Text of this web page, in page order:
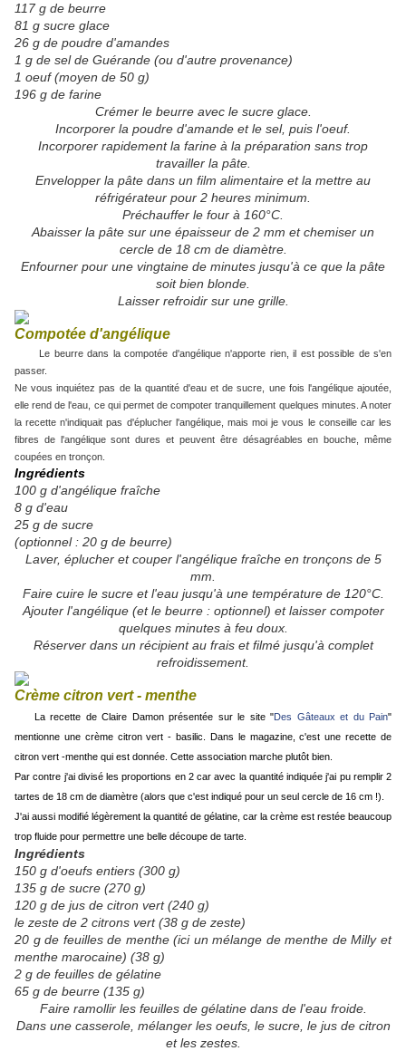
117 g de beurre
81 g sucre glace
26 g de poudre d'amandes
1 g de sel de Guérande (ou d'autre provenance)
1 oeuf (moyen de 50 g)
196 g de farine
Crémer le beurre avec lesucre glace.
Incorporer la poudre d'amande et le sel, puis l'oeuf.
Incorporer rapidement la farine à la préparation sans trop
travailler la pâte.
Envelopper la pâte dans un film alimentaire et la mettre au
réfrigérateur pour 2 heures minimum.
Préchauffer le four à 160°C.
Abaisser la pâte sur une épaisseur de 2 mm et chemiser un
cercle de 18 cm de diamètre.
Enfourner pour une vingtaine de minutes jusqu'à ce que la pâte
soit bien blonde.
Laisser refroidir sur une grille.
Compotée d'angélique
Le beurre dans la compotée d'angélique n'apporte rien, il est possible de s'en
passer.
Ne vous inquiétez pas de la quantité d'eau et de sucre, une fois l'angélique ajoutée,
elle rend de l'eau, ce qui permet de compoter tranquillement quelques minutes. A noter
la recette n'indiquait pas d'éplucher l'angélique, mais moi je vous le conseille car les
fibres de l'angélique sont dures et peuvent être désagréables en bouche, même
coupées en tronçon.
Ingrédients
100 g d'angélique fraîche
8 g d'eau
25 g de sucre
(optionnel : 20 g de beurre)
Laver, éplucher et couper l'angélique fraîche en tronçons de 5
mm.
Faire cuire le sucre et l'eau jusqu'à une température de 120°C.
Ajouter l'angélique (et le beurre : optionnel) et laisser compoter
quelques minutes à feu doux.
Réserver dans un récipient au frais et filmé jusqu'à complet
refroidissement.
Crème citron vert - menthe
La recette de Claire Damon présentée sur le site "Des Gâteaux et du Pain"
mentionne une crème citron vert - basilic. Dans le magazine, c'est une recette de
citron vert -menthe qui est donnée. Cette association marche plutôt bien.
Par contre j'ai divisé les proportions en 2 car avec la quantité indiquée j'ai pu remplir 2
tartes de 18 cm de diamètre (alors que c'est indiqué pour un seul cercle de 16 cm !).
J'ai aussi modifié légèrement la quantité de gélatine, car la crème est restée beaucoup
trop fluide pour permettre une belle découpe de tarte.
Ingrédients
150 g d'oeufs entiers (300 g)
135 g de sucre (270 g)
120 g de jus de citron vert (240 g)
le zeste de 2 citrons vert (38 g de zeste)
20 g de feuilles de menthe (ici un mélange de menthe de Milly et
menthe marocaine) (38 g)
2 g de feuilles de gélatine
65 g de beurre (135 g)
Faire ramollir les feuilles de gélatine dans de l'eau froide.
Dans une casserole, mélanger les oeufs, le sucre, le jus de citron
et les zestes.